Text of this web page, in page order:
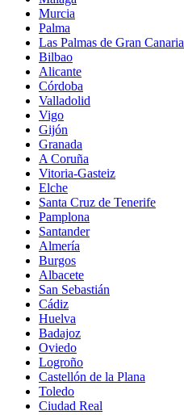
Murcia
Palma
Las Palmas de Gran Canaria
Bilbao
Alicante
Córdoba
Valladolid
Vigo
Gijón
Granada
A Coruña
Vitoria-Gasteiz
Elche
Santa Cruz de Tenerife
Pamplona
Santander
Almería
Burgos
Albacete
San Sebastián
Cádiz
Huelva
Badajoz
Oviedo
Logroño
Castellón de la Plana
Toledo
Ciudad Real